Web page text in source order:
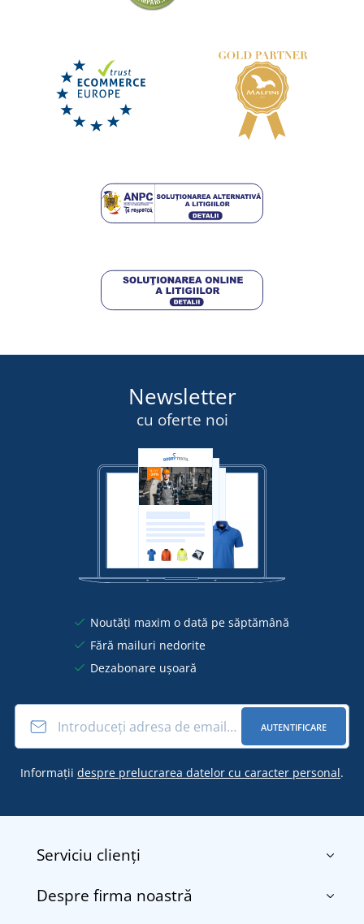
Newsletter
cu oferte noi
Noutăți maxim o dată pe săptămână
Fără mailuri nedorite
Dezabonare ușoară
AUTENTIFICARE
Informații despre prelucrarea datelor cu caracter personal.
Serviciu clienți
Contact
Despre firma noastră